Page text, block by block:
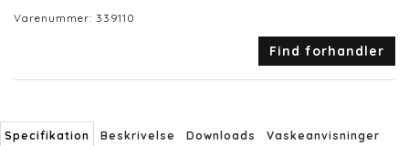
Varenummer: 339110
Find forhandler
Specifikation Beskrivelse Downloads Vaskeanvisninger